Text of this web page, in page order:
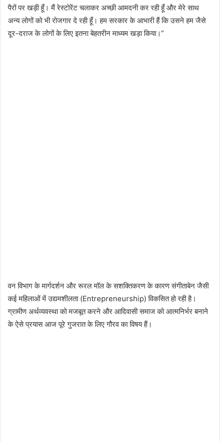
पैरों पर खड़ी हूँ। मैं रेस्टोरेंट चलाकर अच्छी आमदनी कर रही हूँ और मेरे साथ
अन्य लोगों को भी रोजगार दे रही हूँ। हम सरकार के आभारी हैं कि उसने हम जैसे
दूर-दराज के लोगों के लिए इतना बेहतरीन माध्यम खड़ा किया।”
वन विभाग के मार्गदर्शन और रूरल मॉल के सशक्तिकरण के कारण संगीताबेन जैसी
कई महिलाओं में उद्यमशीलता (Entrepreneurship) विकसित हो रही है।
ग्रामीण अर्थव्यवस्था को मजबूत करने और आदिवासी समाज को आत्मनिर्भर बनाने
के ऐसे प्रयास आज पूरे गुजरात के लिए गौरव का विषय हैं।